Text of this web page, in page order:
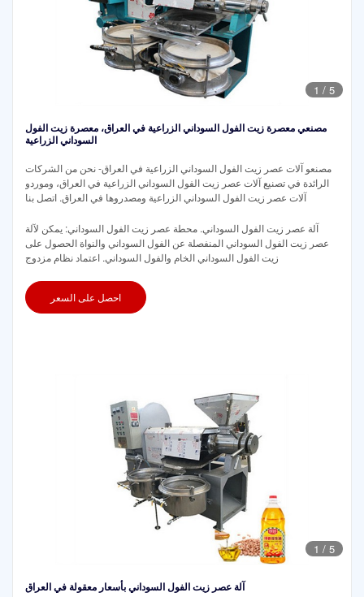
1 / 5
مصنعي معصرة زيت الفول السوداني الزراعية في العراق، معصرة زيت الفول
السوداني الزراعية
مصنعو آلات عصر زيت الفول السوداني الزراعية في العراق- نحن من الشركات
الرائدة في تصنيع آلات عصر زيت الفول السوداني الزراعية في العراق، وموردو
آلات عصر زيت الفول السوداني الزراعية ومصدروها في العراق. اتصل بنا
آلة عصر زيت الفول السوداني. محطة عصر زيت الفول السوداني: يمكن لآلة
عصر زيت الفول السوداني المنفصلة عن الفول السوداني والنواة الحصول على
زيت الفول السوداني الخام والفول السوداني. اعتماد نظام مزدوج
احصل على السعر
1 / 5
آلة عصر زيت الفول السوداني بأسعار معقولة في العراق